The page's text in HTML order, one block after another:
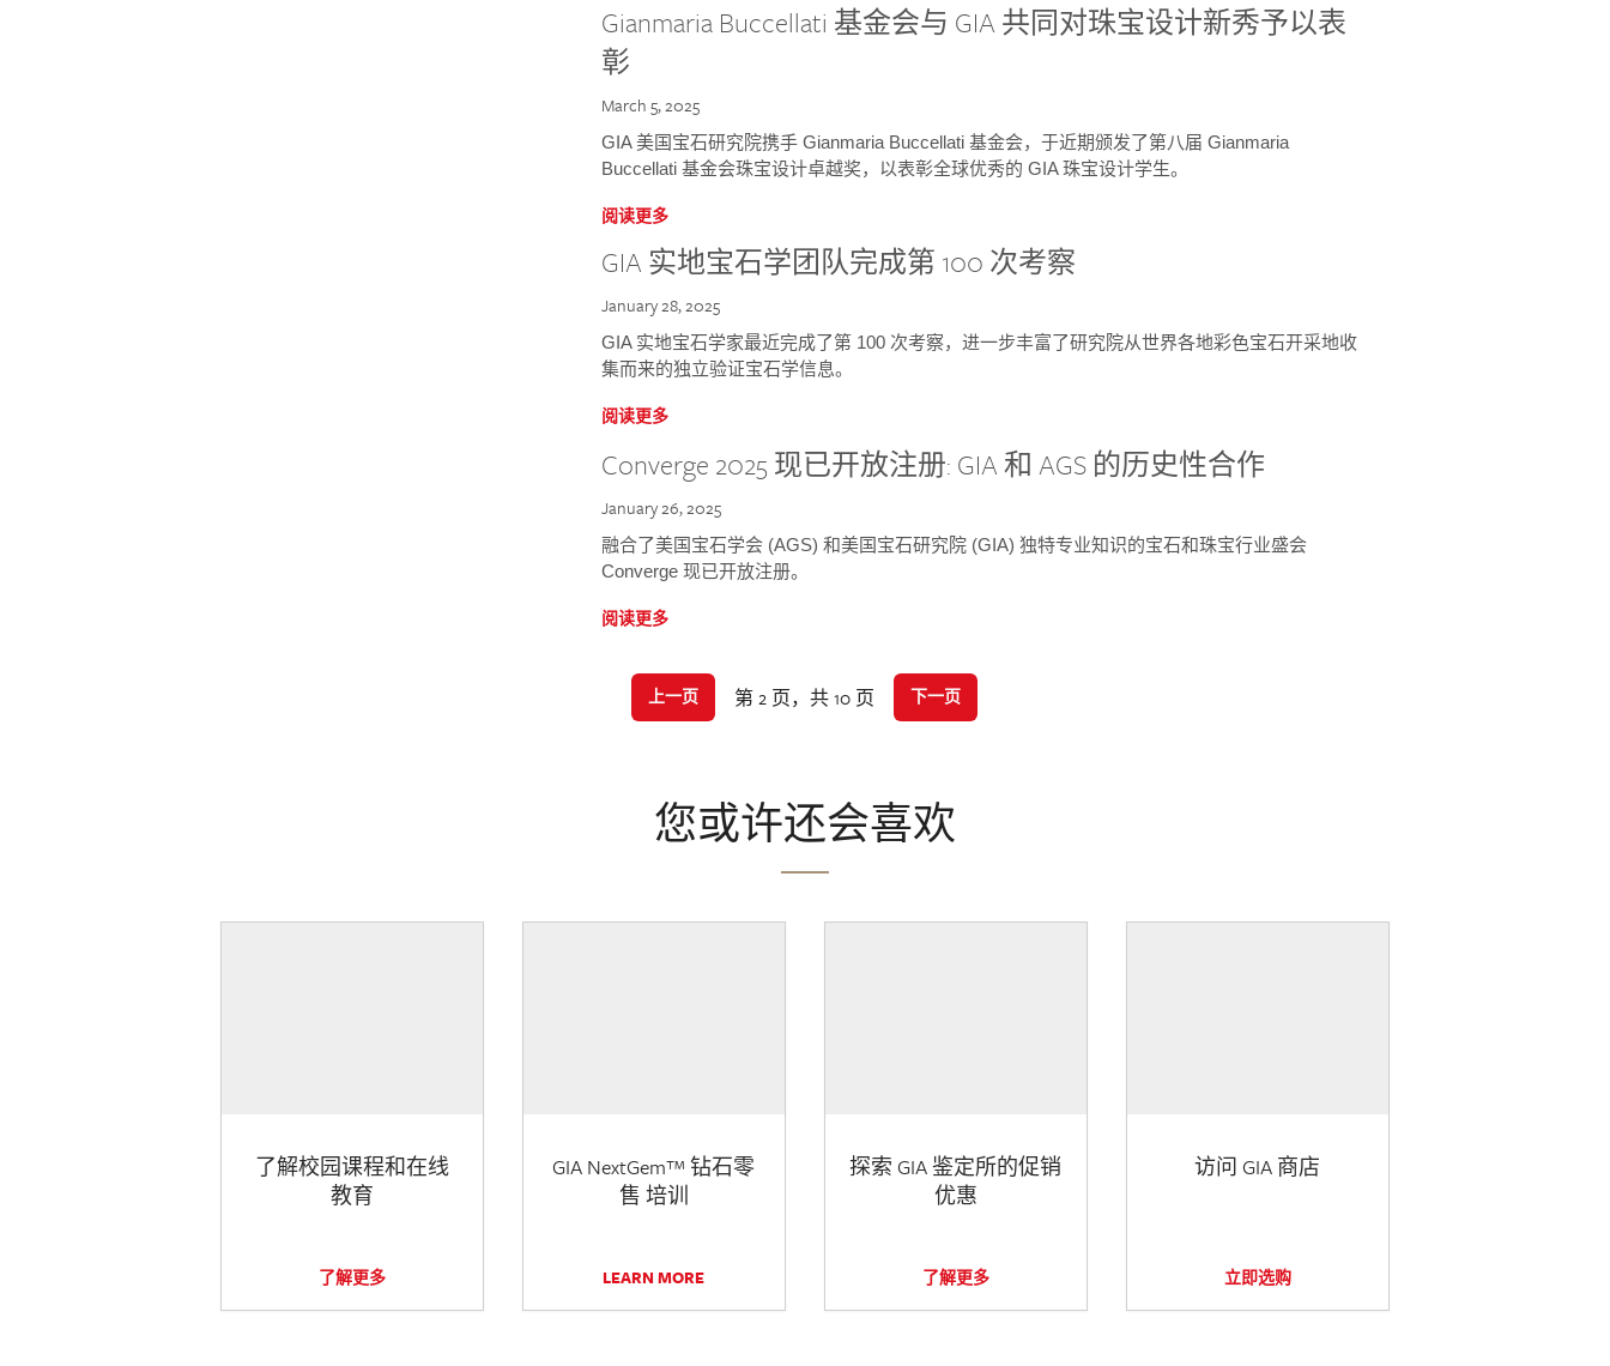
Gianmaria Buccellati 基金会与 GIA 共同对珠宝设计新秀予以表
彰
March 5, 2025
GIA 美国宝石研究院携手 Gianmaria Buccellati 基金会，于近期颁发了第八届 Gianmaria
Buccellati 基金会珠宝设计卓越奖，以表彰全球优秀的 GIA 珠宝设计学生。
阅读更多
GIA 实地宝石学团队完成第 100 次考察
January 28, 2025
GIA 实地宝石学家最近完成了第 100 次考察，进一步丰富了研究院从世界各地彩色宝石开采地收
集而来的独立验证宝石学信息。
阅读更多
Converge 2025 现已开放注册: GIA 和 AGS 的历史性合作
January 26, 2025
融合了美国宝石学会 (AGS) 和美国宝石研究院 (GIA) 独特专业知识的宝石和珠宝行业盛会
Converge 现已开放注册。
阅读更多
上一页 第 2 页，共 10 页 下一页
您或许还会喜欢
了解校园课程和在线
教育
了解更多
GIA NextGem™ 钻石零
售 培训
LEARN MORE
探索 GIA 鉴定所的促销
优惠
了解更多
访问 GIA 商店
立即选购